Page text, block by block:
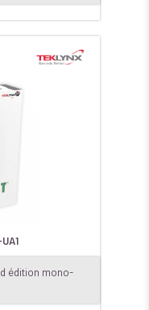
édition mono-